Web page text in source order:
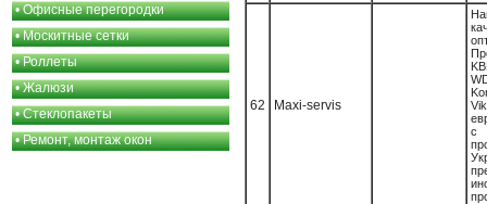
•Офисные перегородки
•Москитные сетки
•Роллеты
•Жалюзи
•Стеклопакеты
•Ремонт, монтаж окон
62 Maxi-servis
с